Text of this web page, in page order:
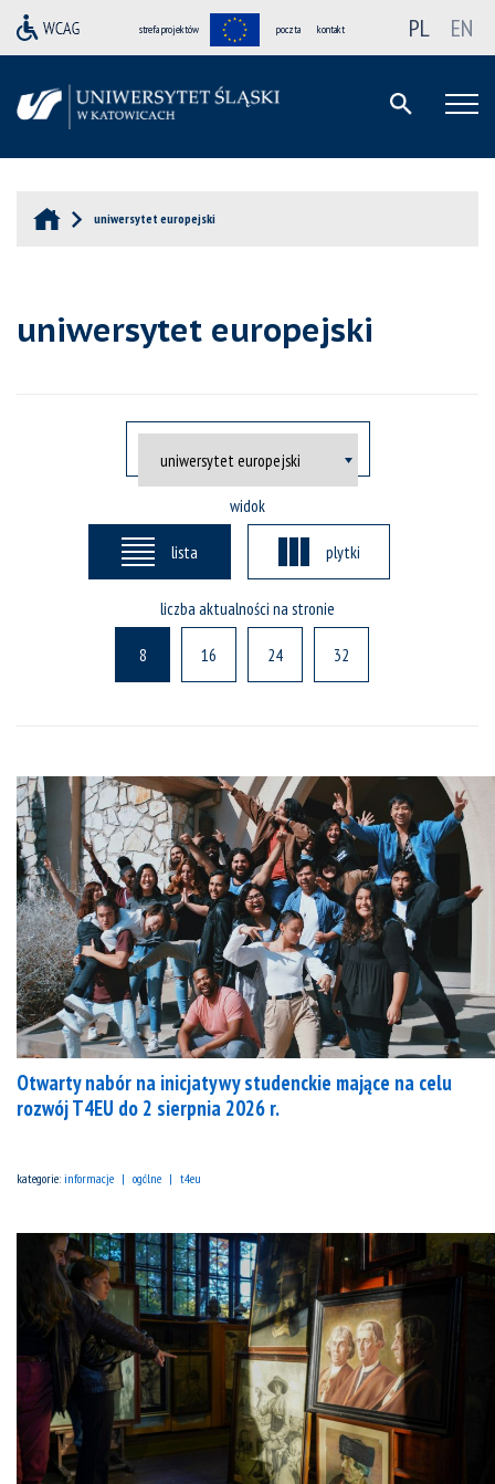
strefa projektów poczta kontakt PL EN
uniwersytet europejski
uniwersytet europejski
widok
lista plytki
liczba aktualności na stronie
8 16 24 32
Otwarty nabór na inicjatywy studenckie mające na celu
rozwój T4EU do 2 sierpnia 2026 r.
kategorie: informacje ogólne t4eu